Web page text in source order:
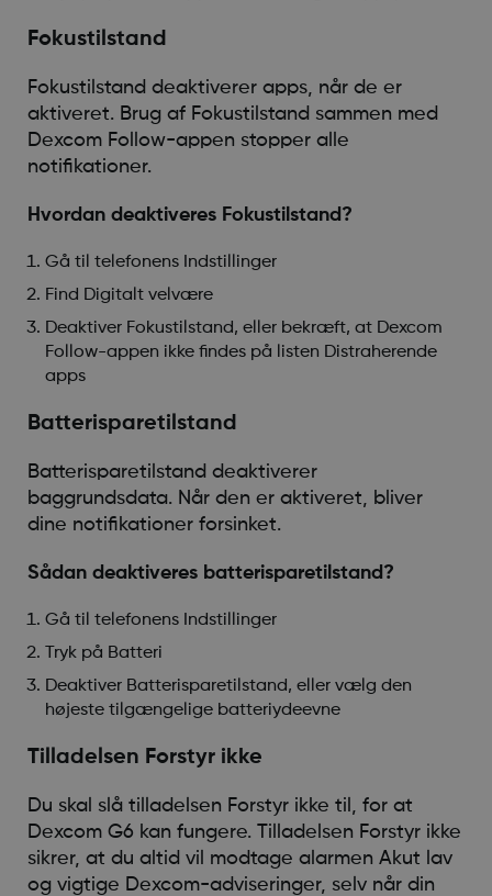
Fokustilstand
Fokustilstand deaktiverer apps, når de er
aktiveret. Brug af Fokustilstand sammen med
Dexcom Follow-appen stopper alle
notifikationer.
Hvordan deaktiveres Fokustilstand?
Gå til telefonens Indstillinger
Find Digitalt velvære
Deaktiver Fokustilstand, eller bekræft, at Dexcom
Follow-appen ikke findes på listen Distraherende
apps
Batterisparetilstand
Batterisparetilstand deaktiverer
baggrundsdata. Når den er aktiveret, bliver
dine notifikationer forsinket.
Sådan deaktiveres batterisparetilstand?
Gå til telefonens Indstillinger
Tryk på Batteri
Deaktiver Batterisparetilstand, eller vælg den
højeste tilgængelige batteriydeevne
Tilladelsen Forstyr ikke
Du skal slå tilladelsen Forstyr ikke til, for at
Dexcom G6 kan fungere. Tilladelsen Forstyr ikke
sikrer, at du altid vil modtage alarmen Akut lav
og vigtige Dexcom-adviseringer, selv når din